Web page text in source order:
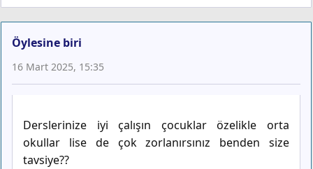
Öylesine biri
16 Mart 2025, 15:35
Derslerinize iyi çalışın çocuklar özelikle orta
okullar lise de çok zorlanırsınız benden size
tavsiye??